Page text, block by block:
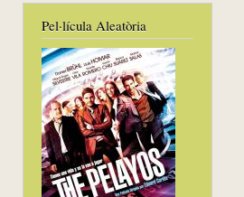
Pel·lícula Aleatòria